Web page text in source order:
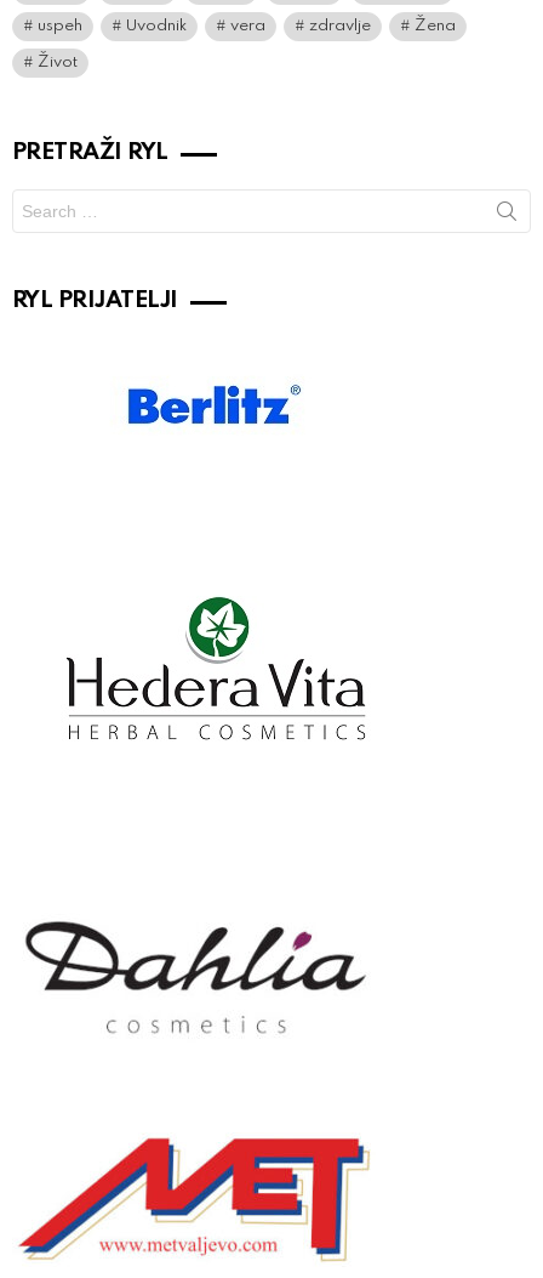
uspeh Uvodnik vera zdravlje Žena
Život
PRETRAŽI RYL
for:
RYL PRIJATELJI